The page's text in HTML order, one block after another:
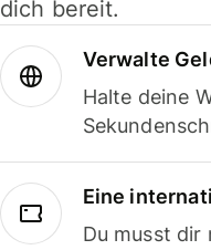
dich bereit.
Verwalte
Halte deine
Eine
Du musst dir